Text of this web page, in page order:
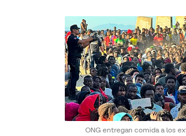
ONG entregan comida a los